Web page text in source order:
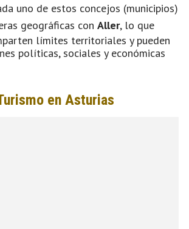
uno de estos concejos (municipios)
geográficas con Aller, lo que
límites territoriales y pueden
políticas, sociales y económicas